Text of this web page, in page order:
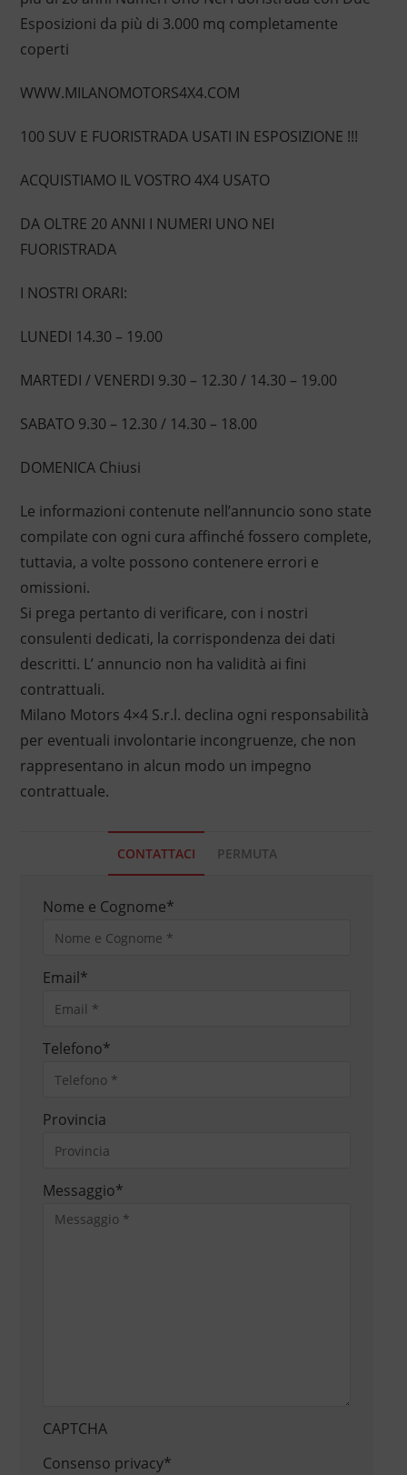
Esposizioni da più di 3.000 mq completamente
coperti
WWW.MILANOMOTORS4X4.COM
100 SUV E FUORISTRADA USATI IN ESPOSIZIONE !!!
ACQUISTIAMO IL VOSTRO 4X4 USATO
DA OLTRE 20 ANNI I NUMERI UNO NEI
FUORISTRADA
I NOSTRI ORARI:
LUNEDI 14.30 – 19.00
MARTEDI / VENERDI 9.30 – 12.30 / 14.30 – 19.00
SABATO 9.30 – 12.30 / 14.30 – 18.00
DOMENICA Chiusi
Le informazioni contenute nell’annuncio sono state
compilate con ogni cura affinché fossero complete,
tuttavia, a volte possono contenere errori e
omissioni.
Si prega pertanto di verificare, con i nostri
consulenti dedicati, la corrispondenza dei dati
descritti. L’ annuncio non ha validità ai fini
contrattuali.
Milano Motors 4×4 S.r.l. declina ogni responsabilità
per eventuali involontarie incongruenze, che non
rappresentano in alcun modo un impegno
contrattuale.
CONTATTACI PERMUTA
Nome e Cognome*
Email*
Telefono*
Provincia
Messaggio*
CAPTCHA
Consenso privacy*